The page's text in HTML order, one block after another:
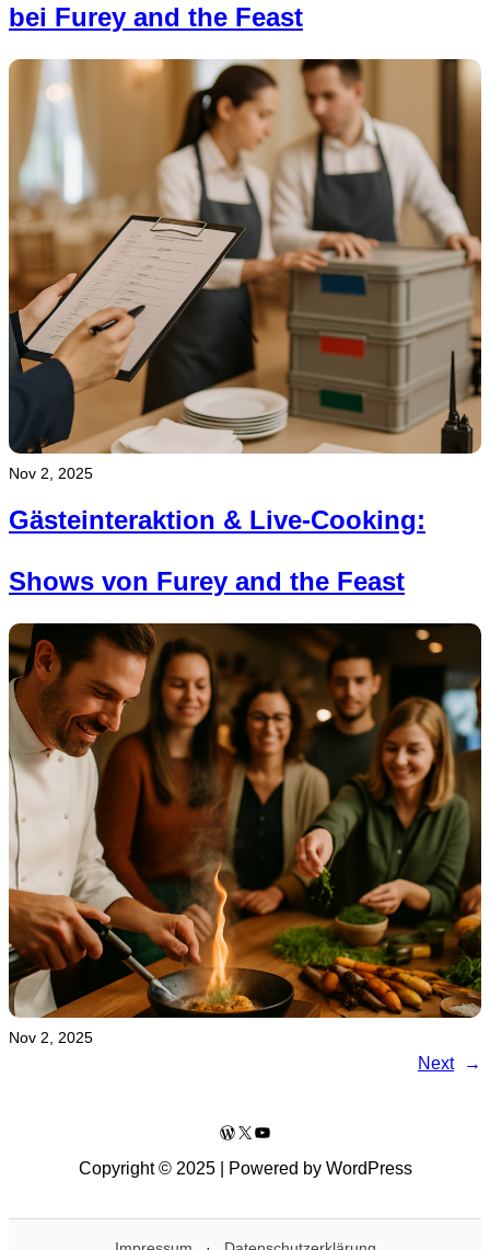
bei Furey and the Feast
Nov 2, 2025
Gästeinteraktion & Live-Cooking:
Shows von Furey and the Feast
Nov 2, 2025
Next →
WordPress
X YouTube
Copyright © 2025 | Powered by WordPress